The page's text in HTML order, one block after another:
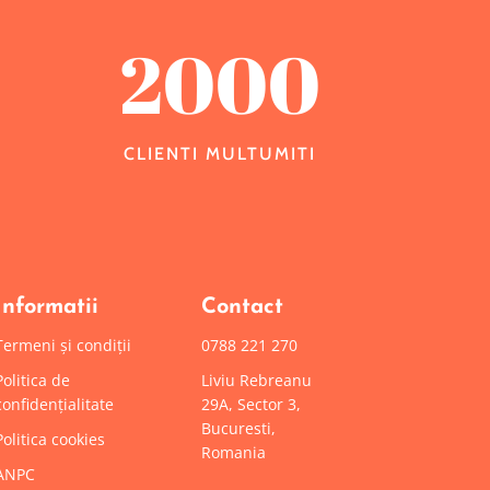
2000
CLIENTI MULTUMITI
și condiții
de
cookies
Contact
0788 221 270
Liviu Rebreanu
29A, Sector 3,
Bucuresti,
Romania